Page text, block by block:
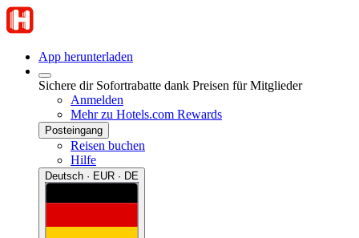
App herunterladen
Sichere dir Sofortrabatte dank Preisen für Mitglieder
Anmelden
Mehr zu Hotels.com Rewards
Posteingang
Reisen buchen
Hilfe
Deutsch · EUR · DE